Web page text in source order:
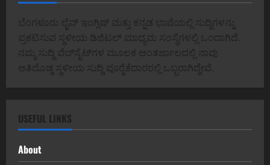
ಬೆಂಗಳೂರು ಲೈವ್ ಇಂಗ್ಲಿಷ್ ಮತ್ತು ಕನ್ನಡ ಭಾಷೆಯಲ್ಲಿ ಸುದ್ದಿಗಳನ್ನು
ಪ್ರಕಟಿಸುವ ಸ್ಥಳೀಯ ಡಿಜಿಟಲ್ ಮಾಧ್ಯಮ ಸಂಸ್ಥೆಗಳಲ್ಲಿ ಒಂದಾಗಿದೆ.
ನಮ್ಮ ಸುದ್ದಿ ವೆಬ್‌ಸೈಟ್‌ಗಳ ಮೂಲಕ ಅಂತರ್ಜಾಲದಲ್ಲಿ ನಾವು
ಅತಿದೊಡ್ಡ ಸ್ಥಳೀಯ ಸುದ್ದಿ ಪೂರೈಕೆದಾರರಲ್ಲಿ ಒಬ್ಬರಾಗಿದ್ದೇವೆ.
USEFUL LINKS
About